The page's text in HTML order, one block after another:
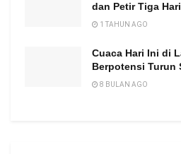
dan Petir Tiga
1 TAHUN AGO
Cuaca Hari Ini di
Berpotensi Turun
8 BULAN AGO